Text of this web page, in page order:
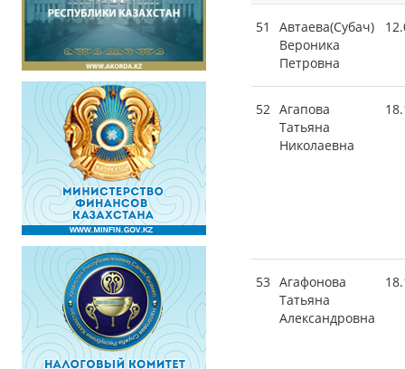
51
Автаева(Субач)
Вероника
Петровна
52 Агапова
Татьяна
Николаевна
53 Агафонова
Татьяна
Александровна